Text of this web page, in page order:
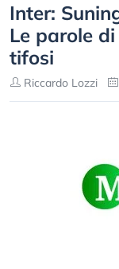
Inter:
Le parole
tifosi
Riccardo Lozzi